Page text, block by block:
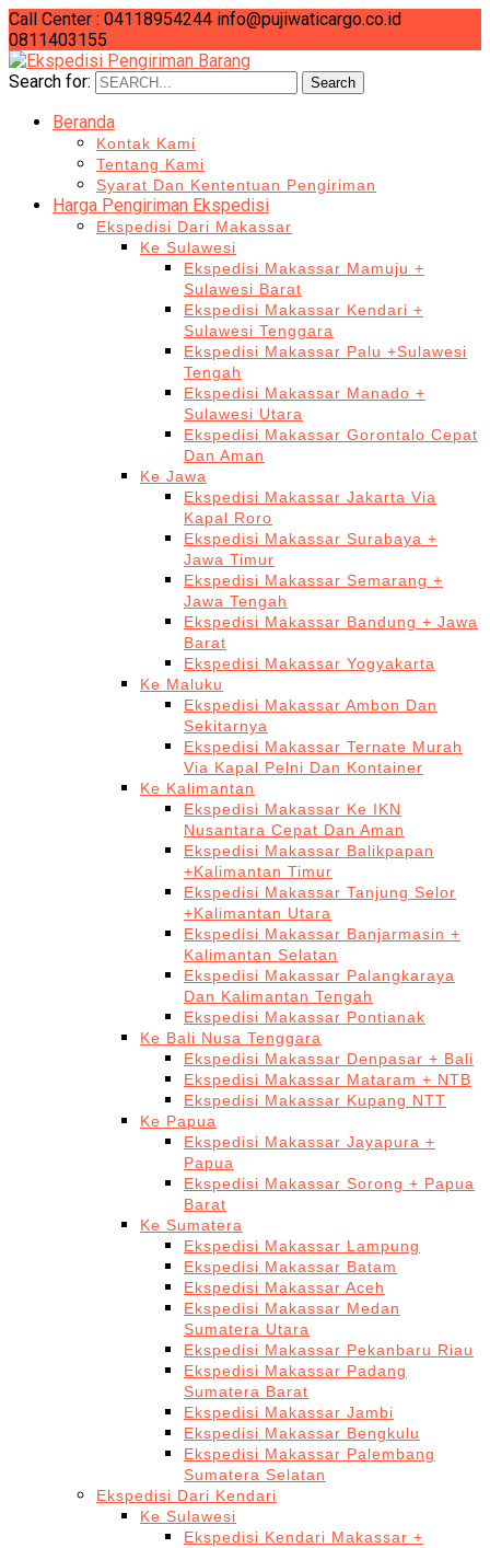
Call Center : 04118954244 info@pujiwaticargo.co.id
0811403155
Search for:
Search
Beranda
Kontak Kami
Tentang Kami
Syarat Dan Kententuan Pengiriman
Harga Pengiriman Ekspedisi
Ekspedisi Dari Makassar
Ke Sulawesi
Ekspedisi Makassar Mamuju +
Sulawesi Barat
Ekspedisi Makassar Kendari +
Sulawesi Tenggara
Ekspedisi Makassar Palu +Sulawesi
Tengah
Ekspedisi Makassar Manado +
Sulawesi Utara
Ekspedisi Makassar Gorontalo Cepat
Dan Aman
Ke Jawa
Ekspedisi Makassar Jakarta Via
Kapal Roro
Ekspedisi Makassar Surabaya +
Jawa Timur
Ekspedisi Makassar Semarang +
Jawa Tengah
Ekspedisi Makassar Bandung + Jawa
Barat
Ekspedisi Makassar Yogyakarta
Ke Maluku
Ekspedisi Makassar Ambon Dan
Sekitarnya
Ekspedisi Makassar Ternate Murah
Via Kapal Pelni Dan Kontainer
Ke Kalimantan
Ekspedisi Makassar Ke IKN
Nusantara Cepat Dan Aman
Ekspedisi Makassar Balikpapan
+Kalimantan Timur
Ekspedisi Makassar Tanjung Selor
+Kalimantan Utara
Ekspedisi Makassar Banjarmasin +
Kalimantan Selatan
Ekspedisi Makassar Palangkaraya
Dan Kalimantan Tengah
Ekspedisi Makassar Pontianak
Ke Bali Nusa Tenggara
Ekspedisi Makassar Denpasar + Bali
Ekspedisi Makassar Mataram + NTB
Ekspedisi Makassar Kupang NTT
Ke Papua
Ekspedisi Makassar Jayapura +
Papua
Ekspedisi Makassar Sorong + Papua
Barat
Ke Sumatera
Ekspedisi Makassar Lampung
Ekspedisi Makassar Batam
Ekspedisi Makassar Aceh
Ekspedisi Makassar Medan
Sumatera Utara
Ekspedisi Makassar Pekanbaru Riau
Ekspedisi Makassar Padang
Sumatera Barat
Ekspedisi Makassar Jambi
Ekspedisi Makassar Bengkulu
Ekspedisi Makassar Palembang
Sumatera Selatan
Ekspedisi Dari Kendari
Ke Sulawesi
Ekspedisi Kendari Makassar +